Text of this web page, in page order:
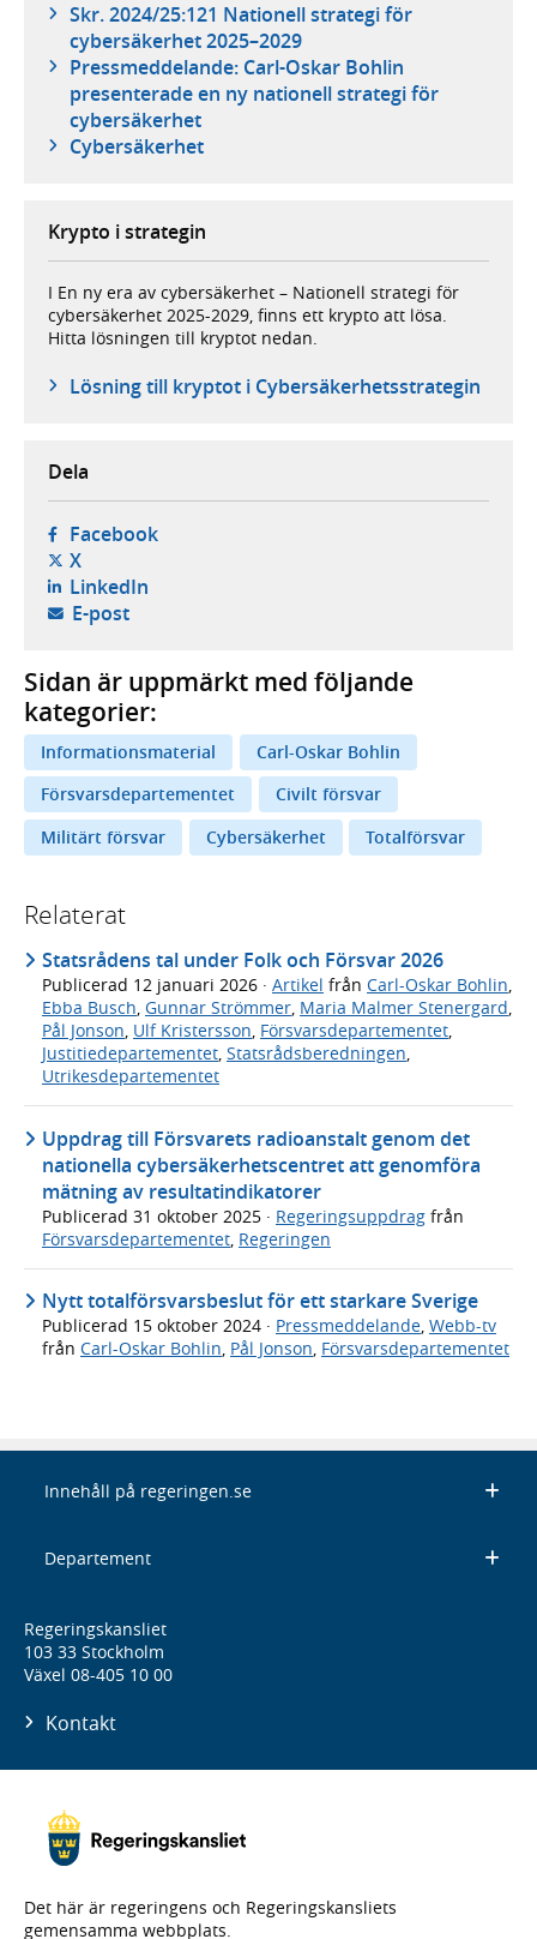
Skr. 2024/25:121 Nationell strategi för
cybersäkerhet 2025–2029
Pressmeddelande: Carl-Oskar Bohlin
presenterade en ny nationell strategi för
cybersäkerhet
Cybersäkerhet
Krypto i strategin
I En ny era av cybersäkerhet – Nationell strategi för
cybersäkerhet 2025-2029, finns ett krypto att lösa.
Hitta lösningen till kryptot nedan.
Lösning till kryptot i Cybersäkerhetsstrategin
Dela
Facebook- öppnas i ny flik, extern webbplats,
X- öppnas i ny flik, extern webbplats,
LinkedIn- öppnas i ny flik, extern webbplats,
E-post- öppnar din e-postklient,
Sidan är uppmärkt med följande
kategorier:
Informationsmaterial
Carl-Oskar Bohlin
Försvarsdepartementet
Civilt försvar
Militärt försvar
Cybersäkerhet Totalförsvar
Relaterat
Statsrådens tal under Folk och Försvar 2026
Publicerad 12 januari 2026 · Artikel från Carl-Oskar Bohlin,
Ebba Busch, Gunnar Strömmer, Maria Malmer Stenergard,
Pål Jonson, Ulf Kristersson, Försvarsdepartementet,
Justitiedepartementet, Statsrådsberedningen,
Utrikesdepartementet
Uppdrag till Försvarets radioanstalt genom det
nationella cybersäkerhetscentret att genomföra
mätning av resultatindikatorer
Publicerad 31 oktober 2025 · Regeringsuppdrag från
Försvarsdepartementet Regeringen
Nytt totalförsvarsbeslut för ett starkare Sverige
Publicerad 15 oktober 2024 · Pressmeddelande, Webb-tv
från Carl-Oskar Bohlin, Pål Jonson, Försvarsdepartementet
Innehåll på regeringen.se
Departement
Regeringskansliet
103 33 Stockholm
Växel 08-405 10 00
Kontakt
Det här är regeringens och Regeringskansliets
gemensamma webbplats.